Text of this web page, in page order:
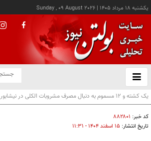
يکشنبه ۱۸ مرداد ۱۴۰۵ |
Sunday , 09 August 2026
باز
و
دیپلماسی با عربستان نتیجه‌بخش نیست؛ پاسخ نظامی ضروری است
کد خبر: ۸۸۲۸۰۱
تاریخ انتشار: ۱۵ اسفند ۱۴۰۴ - ۱۱:۳۱